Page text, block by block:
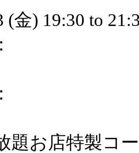
(金) 19:30 to
題お店特製コ